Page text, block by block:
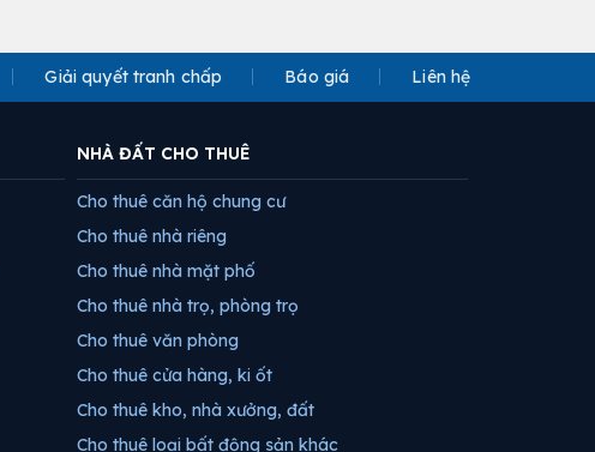
Giải quyết tranh chấp Báo giá Liên hệ
NHÀ ĐẤT CHO THUÊ
Cho thuê căn hộ chung cư
Cho thuê nhà riêng
Cho thuê nhà mặt phố
Cho thuê nhà trọ, phòng trọ
Cho thuê văn phòng
Cho thuê cửa hàng, ki ốt
Cho thuê kho, nhà xưởng, đất
Cho thuê loại bất động sản khác